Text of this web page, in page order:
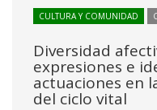
CULTURA Y COMUNIDAD
Diversidad
expresiones e
actuaciones en
del ciclo vital